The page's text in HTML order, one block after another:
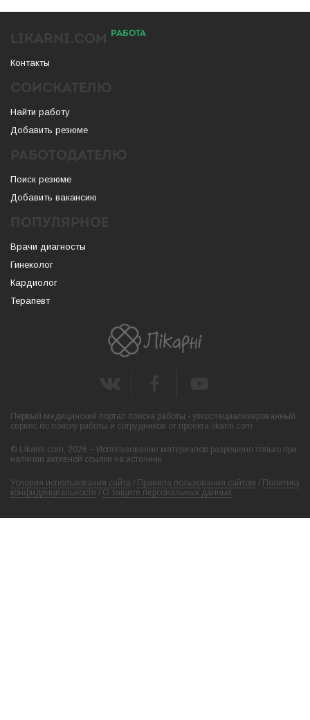
РАБОТА
Контакты
Найти работу
Добавить резюме
Поиск резюме
Добавить вакансию
Врачи диагносты
Гинеколог
Кардиолог
Терапевт
Первый медицинский портал поиска работы - узкоспециализированный
сервис по поиску работы и сотрудников от проекта likarni.com
© Likarni.com, 2026 – Использование материалов разрешено только при
наличии активной ссылки на источник
Условия использования сайта / Правила пользования сайтом / Политика
конфиденциальности / О защите персональных данных